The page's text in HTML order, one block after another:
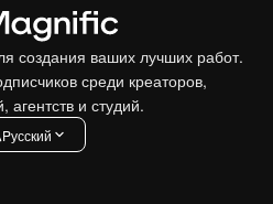
создания ваших лучших работ.
среди креаторов,
агентств и студий.
Pусский